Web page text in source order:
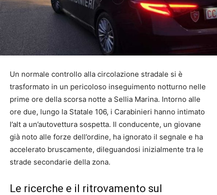
Un normale controllo alla circolazione stradale si è
trasformato in un pericoloso inseguimento notturno nelle
prime ore della scorsa notte a Sellia Marina. Intorno alle
ore due, lungo la Statale 106, i Carabinieri hanno intimato
l’alt a un’autovettura sospetta. Il conducente, un giovane
già noto alle forze dell’ordine, ha ignorato il segnale e ha
accelerato bruscamente, dileguandosi inizialmente tra le
strade secondarie della zona.
Le ricerche e il ritrovamento sul